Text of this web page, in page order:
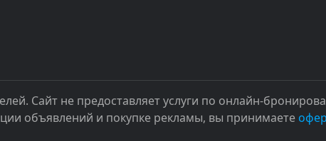
Сайт не предоставляет услуги по онлайн-
объявлений и покупке рекламы, вы принимаете